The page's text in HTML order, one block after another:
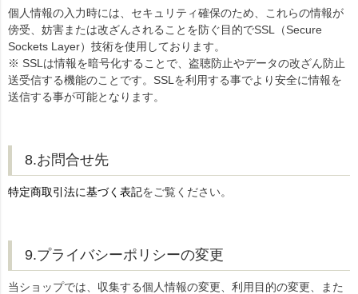
個人情報の入力時には、セキュリティ確保のため、これらの情報が
傍受、妨害または改ざんされることを防ぐ目的でSSL（Secure
Sockets Layer）技術を使用しております。
※ SSLは情報を暗号化することで、盗聴防止やデータの改ざん防止
送受信する機能のことです。SSLを利用する事でより安全に情報を
送信する事が可能となります。
8.お問合せ先
特定商取引法に基づく表記をご覧ください。
9.プライバシーポリシーの変更
当ショップでは、収集する個人情報の変更、利用目的の変更、また